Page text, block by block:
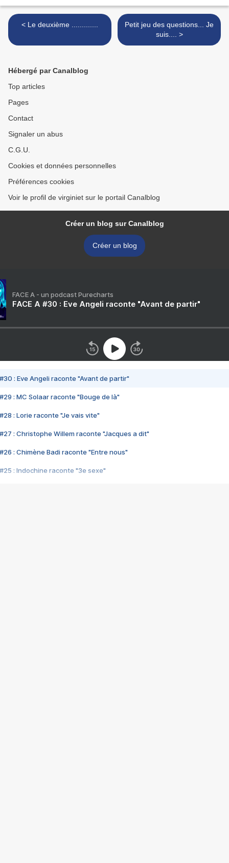
< Le deuxième .............
Petit jeu des questions... Je
suis.... >
Hébergé par Canalblog
Top articles
Pages
Contact
Signaler un abus
C.G.U.
Cookies et données personnelles
Préférences cookies
Voir le profil de virginiet sur le portail Canalblog
Créer un blog sur Canalblog
Créer un blog
FACE A - un podcast Purecharts
FACE A #30 : Eve Angeli raconte "Avant de partir"
#30 : Eve Angeli raconte "Avant de partir"
#29 : MC Solaar raconte "Bouge de là"
#28 : Lorie raconte "Je vais vite"
#27 : Christophe Willem raconte "Jacques a dit"
#26 : Chimène Badi raconte "Entre nous"
#25 : Indochine raconte "3e sexe"